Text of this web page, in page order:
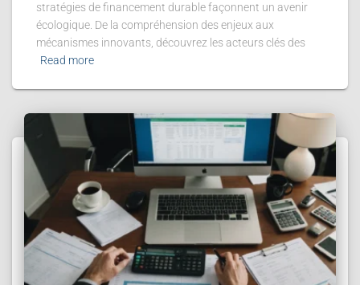
stratégies de financement durable façonnent un avenir
écologique. De la compréhension des enjeux aux
mécanismes innovants, découvrez les acteurs clés des
Read more